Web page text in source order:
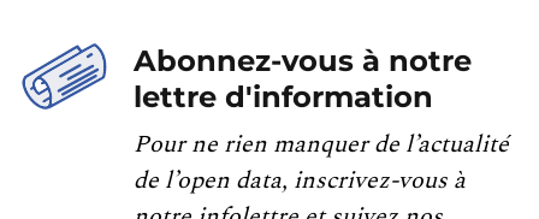
Abonnez-vous à notre
lettre d'information
Pour ne rien manquer de l’actualité
de l’open data, inscrivez-vous à